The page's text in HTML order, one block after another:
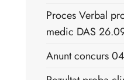
Proces Verbal
medic DAS
Anunt concurs